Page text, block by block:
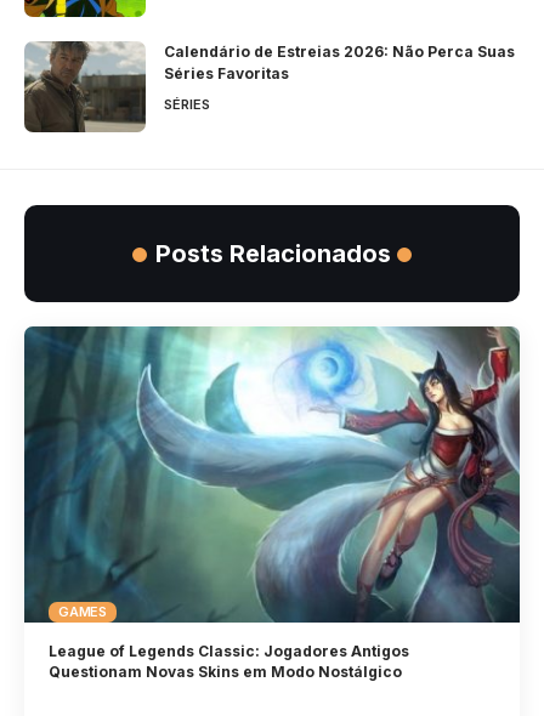
Calendário de Estreias 2026: Não Perca Suas
Séries Favoritas
SÉRIES
Posts Relacionados
GAMES
League of Legends Classic: Jogadores Antigos
Questionam Novas Skins em Modo Nostálgico